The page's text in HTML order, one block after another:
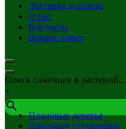
Доставка и оплата
О нас
Контакты
Вопрос-ответ
Поиск саженцев и растений...
×
Плодовые деревья
Плодовые кустарники